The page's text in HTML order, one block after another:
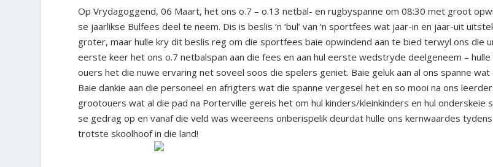
Op Vrydagoggend, 06 Maart, het ons o.7 – o.13 netbal- en rugbyspanne om 08:30 met groot
se jaarlikse Bulfees deel te neem. Dis is beslis ‘n ‘bul’ van ‘n sportfees wat jaar-in en jaar-uit
groter, maar hulle kry dit beslis reg om die sportfees baie opwindend aan te bied terwyl ons die
eerste keer het ons o.7 netbalspan aan die fees en aan hul eerste wedstryde deelgeneem –
ouers het die nuwe ervaring net soveel soos die spelers geniet. Baie geluk aan al ons spanne
Baie dankie aan die personeel en afrigters wat die spanne vergesel het en so mooi na ons
grootouers wat al die pad na Porterville gereis het om hul kinders/kleinkinders en hul
se gedrag op en vanaf die veld was weereens onberispelik deurdat hulle ons kernwaardes
trotste skoolhoof in die land!